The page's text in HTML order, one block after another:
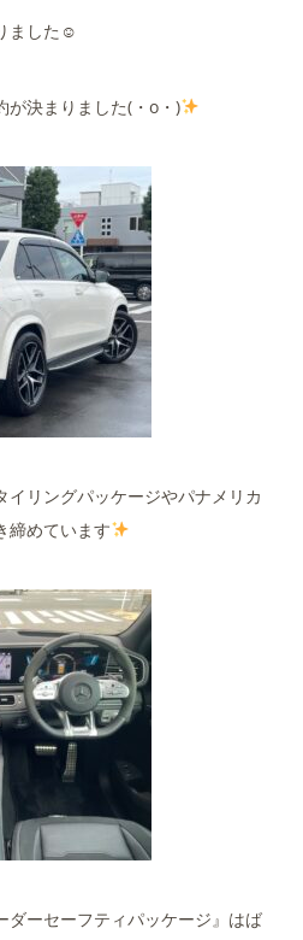
ました☺
が決まりました(・o・)
イリングパッケージやパナメリカ
締めています
ダーセーフティパッケージ』はば